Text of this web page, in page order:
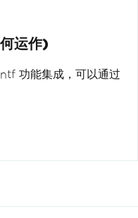
运作)
功能集成，可以通过